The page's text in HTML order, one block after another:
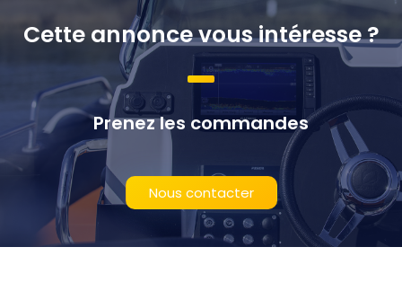
Cette annonce vous intéresse ?
Prenez les commandes
Nous contacter